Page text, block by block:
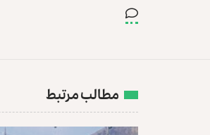
مطالب مرتبط